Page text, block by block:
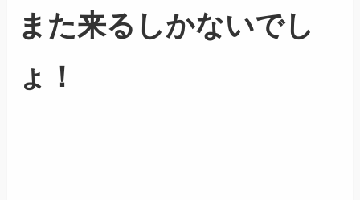
また来るしかないでし
ょ！